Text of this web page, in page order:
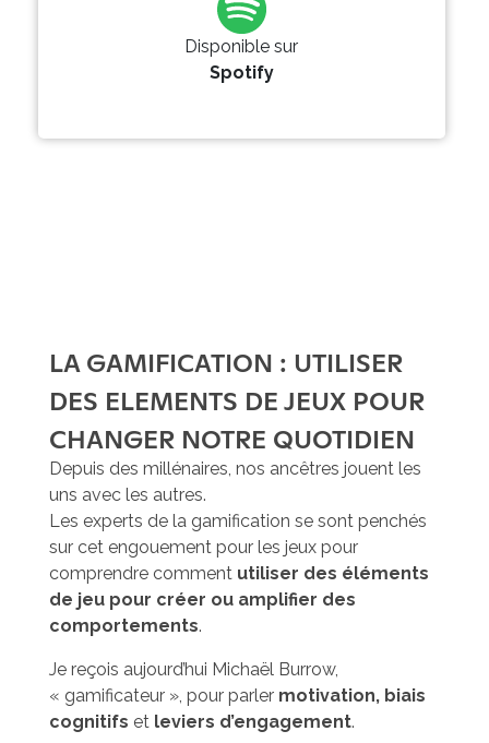
Disponible sur
Spotify
LA GAMIFICATION : UTILISER
DES ELEMENTS DE JEUX POUR
CHANGER NOTRE QUOTIDIEN
Depuis des millénaires, nos ancêtres jouent les
uns avec les autres.
Les experts de la gamification se sont penchés
sur cet engouement pour les jeux pour
comprendre comment utiliser des éléments
de jeu pour créer ou amplifier des
comportements.
Je reçois aujourd’hui Michaël Burrow,
« gamificateur », pour parler motivation, biais
cognitifs et leviers d’engagement.